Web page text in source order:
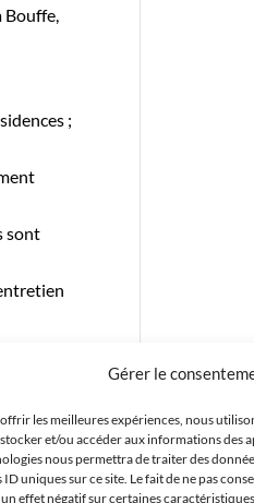
Gérer le
les meilleures expériences, nous
et/ou accéder aux informations des
nous permettra de traiter des
ID uniques sur ce site. Le fait de ne pas
effet négatif sur certaines
Bouffe,
;
sont